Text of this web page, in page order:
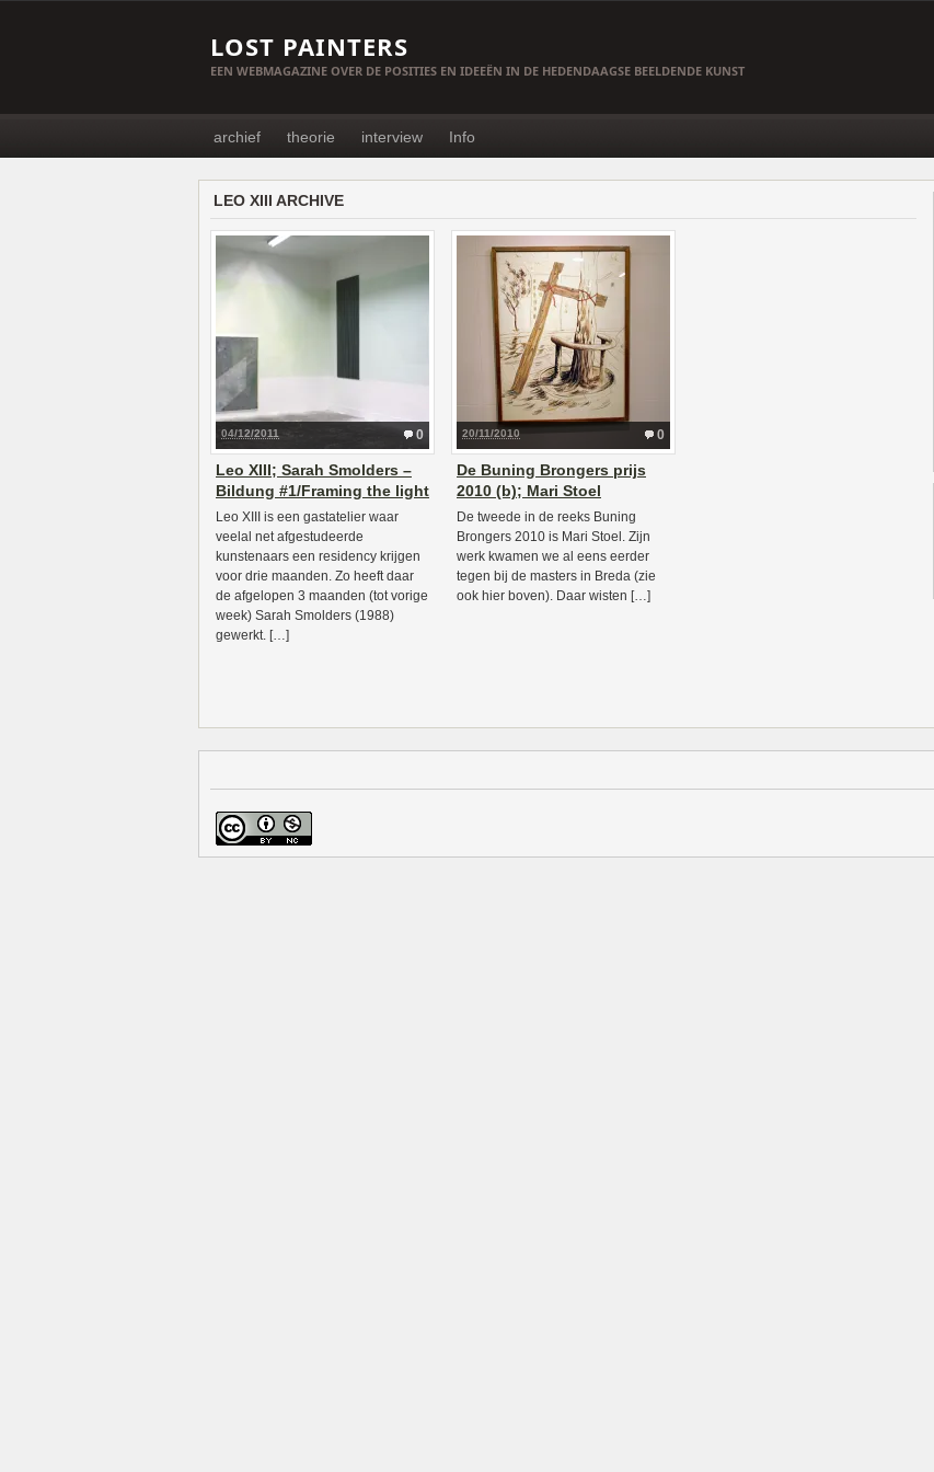
LOST PAINTERS
EEN WEBMAGAZINE OVER DE POSITIES EN IDEEËN IN DE HEDENDAAGSE BEELDENDE KUNST
archief theorie interview Info
LEO XIII ARCHIVE
0
04/12/2011
Leo XIII; Sarah Smolders –
Bildung #1/Framing the light
Leo XIII is een gastatelier waar
veelal net afgestudeerde
kunstenaars een residency krijgen
voor drie maanden. Zo heeft daar
de afgelopen 3 maanden (tot vorige
week) Sarah Smolders (1988)
gewerkt. […]
0
20/11/2010
De Buning Brongers prijs
2010 (b); Mari Stoel
De tweede in de reeks Buning
Brongers 2010 is Mari Stoel. Zijn
werk kwamen we al eens eerder
tegen bij de masters in Breda (zie
ook hier boven). Daar wisten […]